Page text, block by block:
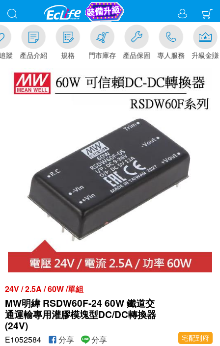
蹤 產品介紹 規格 門市庫存 產品保固 專人服務 升級金賺
24V / 2.5A / 60W /單組
MW明緯 RSDW60F-24 60W 鐵道交
通運輸專用灌膠模塊型DC/DC轉換器
(24V)
宅配到府
E1052584 分享 分享